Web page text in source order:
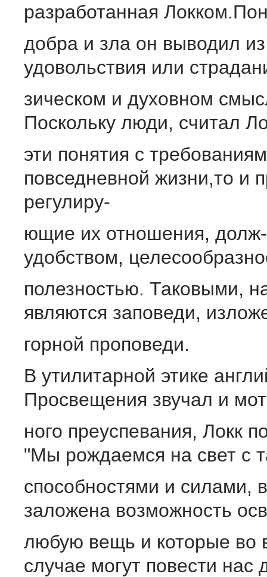
разработанная
добра и зла он выводил
удовольствия или
зическом и духовном
Поскольку люди, считал
эти понятия с
повседневной жизни,то и
регулиру-
ющие их отношения,
удобством,
полезностью. Таковыми,
являются заповеди,
горной проповеди.
В утилитарной этике
Просвещения звучал и
ного преуспевания, Локк
"Мы рождаемся на свет с
способностями и силами,
заложена возможность
любую вещь и которые во
случае могут повести нас